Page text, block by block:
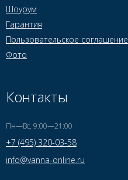
Шоурум
Гарантия
Пользовательское соглашение
Фото
Контакты
Пн—Вс, 9:00—21:00
+7 (495) 320-03-58
info@vanna-online.ru